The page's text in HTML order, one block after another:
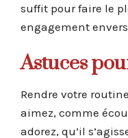
suffit pour faire le
engagement
Astuces
Rendre votre
aimez, comme
adorez, qu’il